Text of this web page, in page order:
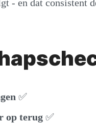
- en dat consistent
✅
op terug ✅